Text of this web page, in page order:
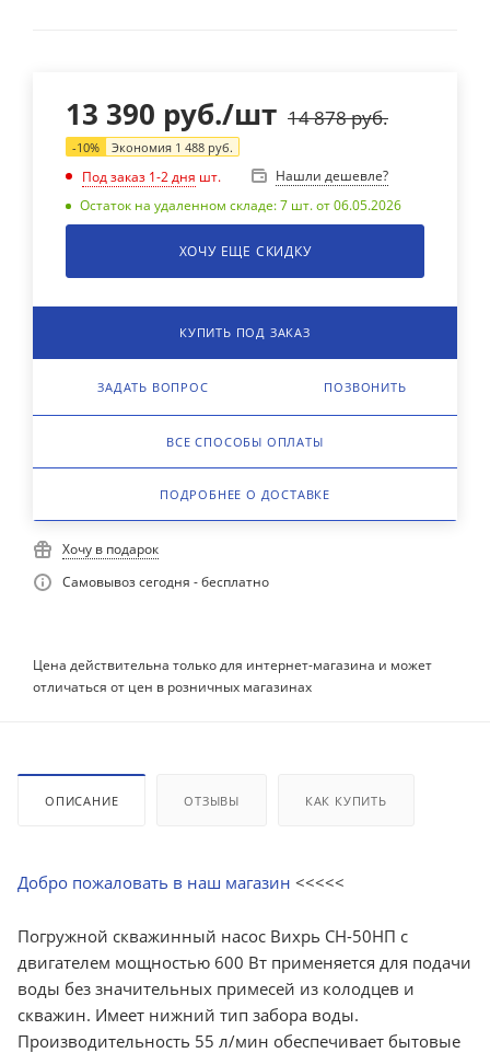
13 390 руб./шт 14 878руб.
-10% Экономия 1 488 руб.
Под заказ 1-2 дня шт.
Нашли дешевле?
Остаток на удаленном складе: 7 шт. от 06.05.2026
ХОЧУ ЕЩЕ СКИДКУ
КУПИТЬ ПОД ЗАКАЗ
ЗАДАТЬ ВОПРОС ПОЗВОНИТЬ
ВСЕ СПОСОБЫ ОПЛАТЫ
ПОДРОБНЕЕ О ДОСТАВКЕ
Хочу в подарок
Самовывоз сегодня - бесплатно
Цена действительна только для интернет-магазина и может
отличаться от цен в розничных магазинах
ОПИСАНИЕ ОТЗЫВЫ КАК КУПИТЬ
Добро пожаловать в наш магазин <<<<<
Погружной скважинный насос Вихрь СН-50НП с
двигателем мощностью 600 Вт применяется для подачи
воды без значительных примесей из колодцев и
скважин. Имеет нижний тип забора воды.
Производительность 55 л/мин обеспечивает бытовые